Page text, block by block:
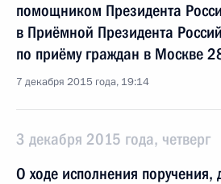
помощником Президента
в Приёмной Президента
по приёму граждан в Москве
7 декабря 2015 года, 19:14
3 декабря 2015 года, четверг
О ходе исполнения поручения,